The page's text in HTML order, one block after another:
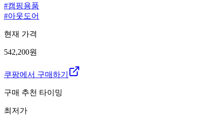
#캠핑용품
#아웃도어
현재 가격
542,200원
쿠팡에서 구매하기
구매 추천 타이밍
최저가